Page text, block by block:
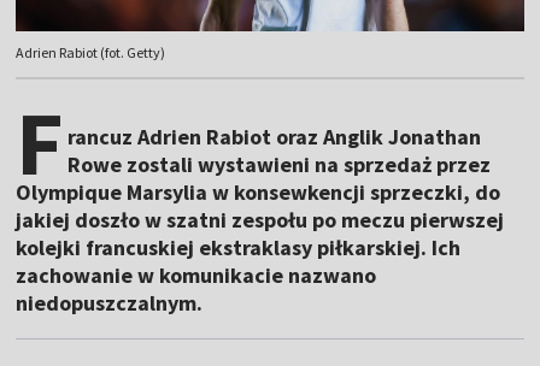
Adrien Rabiot (fot. Getty)
F rancuz Adrien Rabiot oraz Anglik Jonathan
Rowe zostali wystawieni na sprzedaż przez
Olympique Marsylia w konsewkencji sprzeczki, do
jakiej doszło w szatni zespołu po meczu pierwszej
kolejki francuskiej ekstraklasy piłkarskiej. Ich
zachowanie w komunikacie nazwano
niedopuszczalnym.